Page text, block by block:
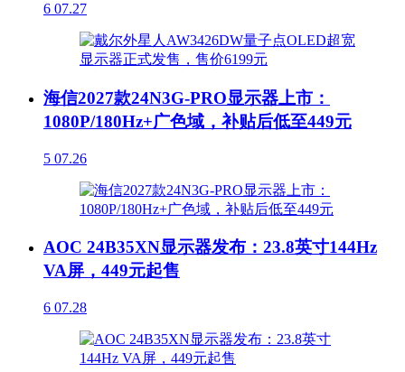
6 07.27
海信2027款24N3G-PRO显示器上市：
1080P/180Hz+广色域，补贴后低至449元
5 07.26
AOC 24B35XN显示器发布：23.8英寸144Hz
VA屏，449元起售
6 07.28